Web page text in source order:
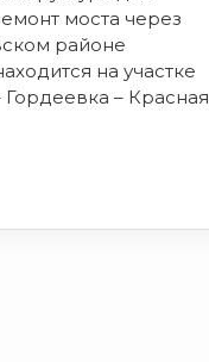
моста через
районе
на участке
– Красная